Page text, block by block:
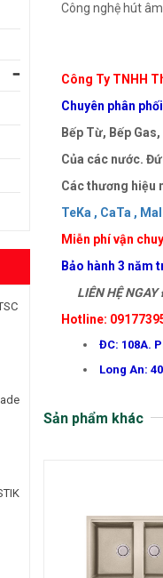
Công nghệ hút
Công Ty TNHH
Chuyên phân
Bếp Từ, Bếp
Của các nước.
Các thương hiệu
TeKa , CaTa ,
Miễn phí vận
Bảo hành 3 năm
LIÊN HỆ NGAY
Hotline:
ĐC: 108A.
Long An:
Sản phẩm khác